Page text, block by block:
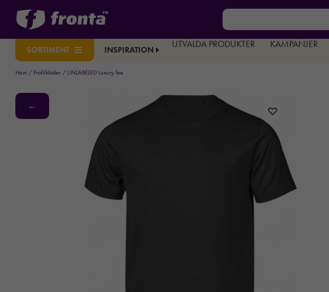
SORTIMENT INSPIRATION
UTVALDA PRODUKTER KAMPANJER
Hem / Profilkläder / UNLABELED Luxury Tee
←